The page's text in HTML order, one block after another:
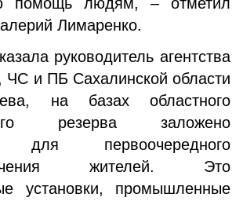
Лимаренко.
руководитель агентства
и ПБ Сахалинской области
на базах областного
резерва заложено
для первоочередного
жителей. Это
установки, промышленные